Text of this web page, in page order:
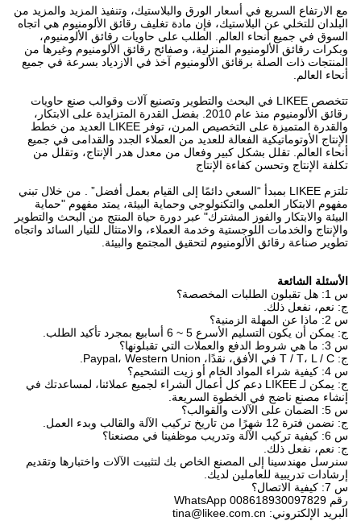
مع الارتفاع السريع في أسعار الورق والبلاستيك، وتنفيذ المزيد والمزيد من
البلدان للتخلي عن البلاستيك، فإن مادة تغليف رقائق الألومنيوم هي اتجاه
السوق في جميع أنحاء العالم. الطلب على حاويات رقائق الألومنيوم،
وبكرات رقائق الألومنيوم المنزلية، وصفائح رقائق الألومنيوم وغيرها من
المنتجات ذات الصلة برقائق الألومنيوم آخذ في الازدياد بسرعة في جميع
أنحاء العالم.
تتخصص LIKEE في البحث والتطوير وتصنيع آلات وقوالب صنع حاويات
رقائق الألومنيوم منذ عام 2010. بفضل القدرة المتزايدة على الابتكار،
والقدرة المتميزة على التخصيص المرن، توفر LIKEE العديد من خطط
الإنتاج الأوتوماتيكية الفعالة للعديد من العملاء الجدد والقدامى في جميع
أنحاء العالم. تقلل بشكل كبير وفعال من معدل هدر الإنتاج، وتقلل من
تكلفة الإنتاج وتحسن كفاءة الإنتاج
تلتزم LIKEE بمبدأ “السعي دائمًا إلى القيام بعمل أفضل” . من خلال تبني
مفهوم الابتكار العلمي والتكنولوجي وحماية البيئة، يمتد مفهوم "حماية
البيئة والابتكار والفوز المشترك" عبر دورة حياة المنتج من البحث والتطوير
والإنتاج والخدمات اللوجستية وخدمة العملاء، والامتثال للتيار السائد واتجاه
تطوير صناعة رقائق الألومنيوم لتحقيق المجتمع والبيئة.
الأسئلة الشائعة
س 1: هل تقبلون الطلبات المخصصة؟
ج: نعم، نفعل ذلك.
س 2: ماذا عن المهلة الزمنية؟
ج: يمكن أن يكون التسليم الأسرع 5 ~ 6 أسابيع بمجرد تأكيد الطلب.
س 3: ما هي شروط الدفع والعملات التي تقبلونها؟
ج: T / T، L / C في الأفق، نقدًا، Paypal، Western Union.
س 4: كيفية شراء المواد الخام أو زيت التشحيم؟
ج: يمكن لـ LIKEE دعم كل أعمال الشراء لجميع عملائنا، لمساعدتك في
إنشاء مصنع ناضج في الخطوة السريعة.
س 5: الضمان على الآلات والقوالب؟
ج: نضمن فترة 12 شهرًا من تاريخ تركيب الآلة والقالب وبدء العمل.
س 6: كيفية تركيب الآلة وتدريب موظفينا في مصنعنا؟
ج: نعم، نفعل ذلك.
سنرسل مهندسينا إلى المصنع الخاص بك لتثبيت الآلات واختبارها وتقديم
إرشادات تدريبية للعاملين لديك.
س 7: كيفية الاتصال؟
رقم WhatsApp 008618930097829
البريد الإلكتروني: tina@likee.com.cn